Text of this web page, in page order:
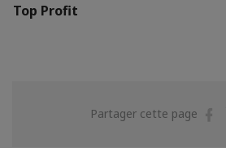
Top Profit
Partager cette page